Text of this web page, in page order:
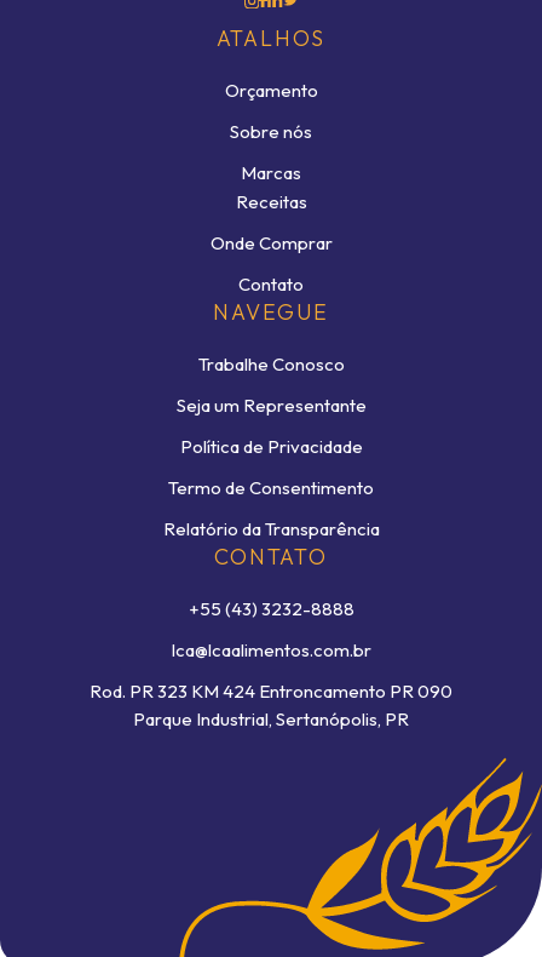
ATALHOS
Orçamento
Sobre nós
Marcas
Receitas
Onde Comprar
Contato
NAVEGUE
Trabalhe Conosco
Seja um Representante
Política de Privacidade
Termo de Consentimento
Relatório da Transparência
CONTATO
+55 (43) 3232-8888
lca@lcaalimentos.com.br
Rod. PR 323 KM 424 Entroncamento PR 090
Parque Industrial, Sertanópolis, PR